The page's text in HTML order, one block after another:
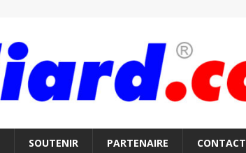
SOUTENIR PARTENAIRE CONTACT